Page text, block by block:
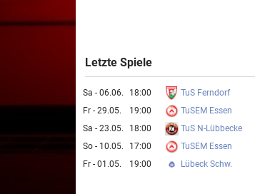
Letzte Spiele
Sa - 06.06. 18:00 TuS Ferndorf
Fr - 29.05.
19:00 TuSEM Essen
Sa - 23.05.
18:00 TuS N-Lübbecke
So - 10.05.
17:00 TuSEM Essen
Fr - 01.05.
19:00 Lübeck Schw.